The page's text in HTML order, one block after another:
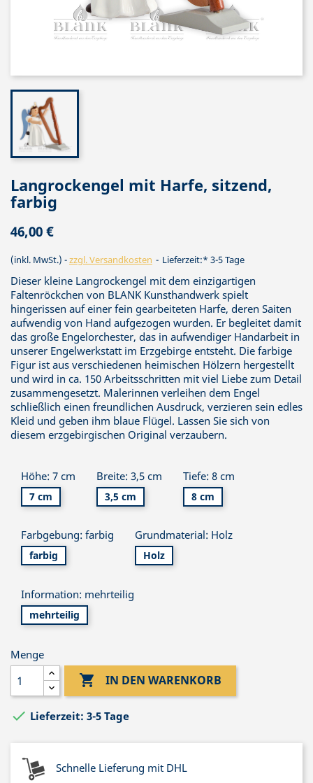
Langrockengel mit Harfe, sitzend,
farbig
46,00 €
(inkl. MwSt.) zzgl. Versandkosten Lieferzeit:* 3-5 Tage
Dieser kleine Langrockengel mit dem einzigartigen
Faltenröckchen von BLANK Kunsthandwerk spielt
hingerissen auf einer fein gearbeiteten Harfe, deren Saiten
aufwendig von Hand aufgezogen wurden. Er begleitet damit
das große Engelorchester, das in aufwendiger Handarbeit in
unserer Engelwerkstatt im Erzgebirge entsteht. Die farbige
Figur ist aus verschiedenen heimischen Hölzern hergestellt
und wird in ca. 150 Arbeitsschritten mit viel Liebe zum Detail
zusammengesetzt. Malerinnen verleihen dem Engel
schließlich einen freundlichen Ausdruck, verzieren sein edles
Kleid und geben ihm blaue Flügel. Lassen Sie sich von
diesem erzgebirgischen Original verzaubern.
Höhe: 7 cm
7 cm
Breite: 3,5 cm
3,5 cm
Tiefe: 8 cm
8 cm
Farbgebung: farbig
farbig
Grundmaterial: Holz
Holz
Information: mehrteilig
mehrteilig
Menge
 IN DEN WARENKORB
 Lieferzeit: 3-5 Tage
Schnelle Lieferung mit DHL